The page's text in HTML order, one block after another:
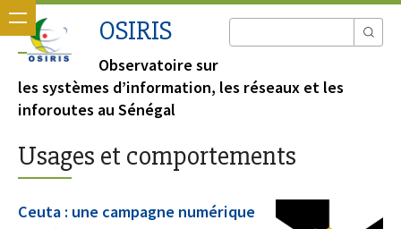
OSIRIS
Observatoire sur
les systèmes d’information, les réseaux et les
inforoutes au Sénégal
Usages et comportements
Ceuta : une campagne numérique